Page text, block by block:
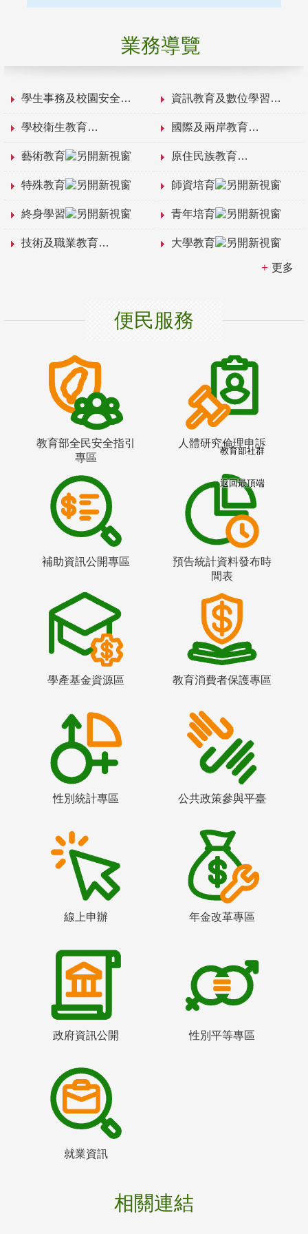
業務導覽
學生事務及校園安全 資訊教育及數位學習
學校衛生教育 國際及兩岸教育
藝術教育 原住民族教育
特殊教育 師資培育
終身學習 青年培育
技術及職業教育 大學教育
更多
便民服務
教育部全民安全指引
專區
人體研究倫理申訴
補助資訊公開專區
預告統計資料發布時
間表
學產基金資源區 教育消費者保護專區
性別統計專區 公共政策參與平臺
線上申辦 年金改革專區
政府資訊公開 性別平等專區
就業資訊
相關連結
教育部社群
返回最頂端